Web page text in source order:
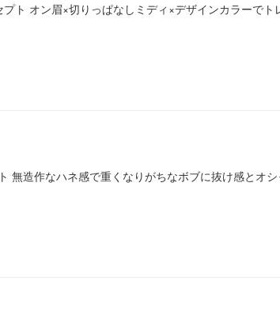
ト オン眉×切りっぱなしミディ×デザインカラーで
無造作なハネ感で重くなりがちなボブに抜け感とオ